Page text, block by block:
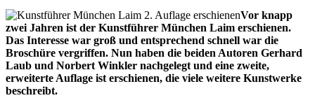
Vor knapp
zwei Jahren ist der Kunstführer München Laim erschienen.
Das Interesse war groß und entsprechend schnell war die
Broschüre vergriffen. Nun haben die beiden Autoren Gerhard
Laub und Norbert Winkler nachgelegt und eine zweite,
erweiterte Auflage ist erschienen, die viele weitere Kunstwerke
beschreibt.